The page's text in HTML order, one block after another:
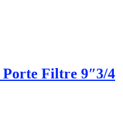
Filtre 9″3/4